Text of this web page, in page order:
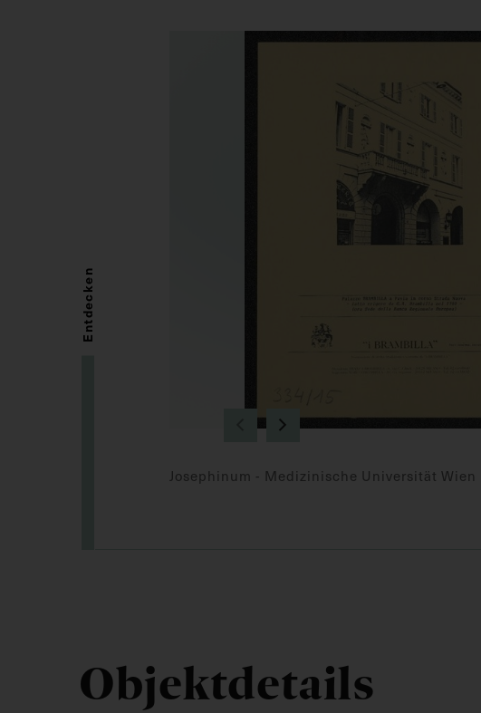
Josephinum - Medizinische Universität Wien
Entdecken
Objektdetails